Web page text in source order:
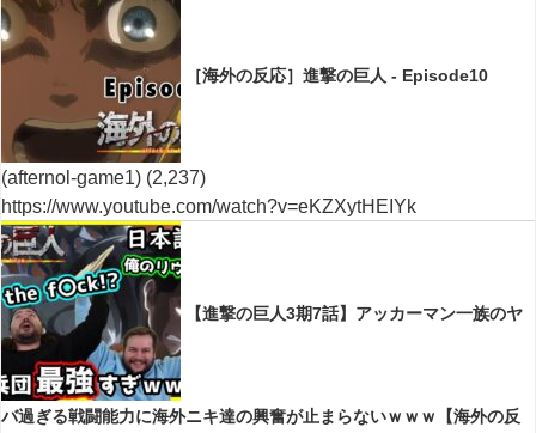
［海外の反応］進撃の巨人 - Episode10
(afternol-game1) (2,237)
https://www.youtube.com/watch?v=eKZXytHEIYk
【進撃の巨人3期7話】アッカーマン一族のヤ
バ過ぎる戦闘能力に海外ニキ達の興奮が止まらないｗｗｗ【海外の反